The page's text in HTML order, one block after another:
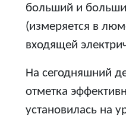
больший и
(измеряется в
входящей
На сегодняшний
отметка
установилась на